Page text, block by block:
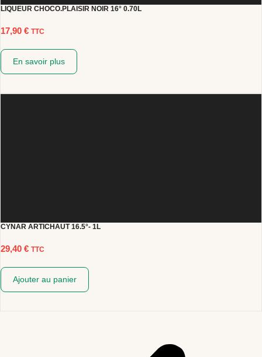
LIQUEUR CHOCO.PLAISIR NOIR 16° 0.70L
17,90 € TTC
En savoir plus
CYNAR ARTICHAUT 16.5°- 1L
29,40 € TTC
Ajouter au panier